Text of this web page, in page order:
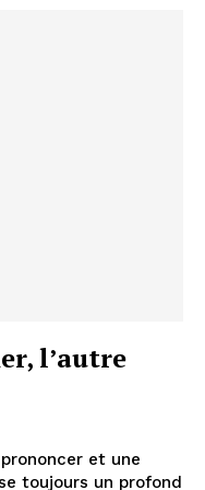
l’autre
et une
toujours un profond